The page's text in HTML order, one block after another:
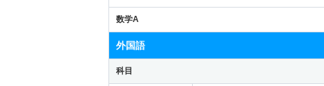
数学A
外国語
科目